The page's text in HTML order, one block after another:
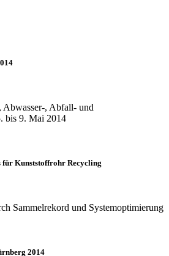
Abwasser-, Abfall- und
bis 9. Mai 2014
Kunststoffrohr Recycling
Sammelrekord und Systemoptimierung
2014